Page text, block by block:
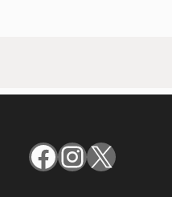
Facebook
Instagram
X